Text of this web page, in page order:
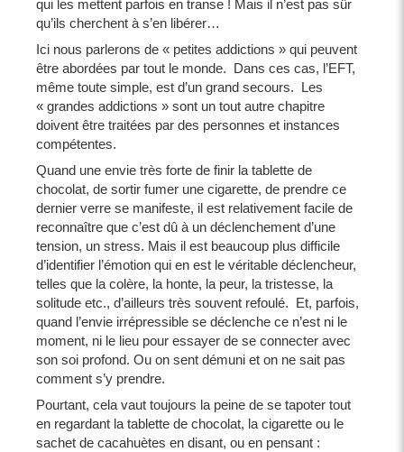
qui les mettent parfois en transe ! Mais il n’est pas sûr
qu’ils cherchent à s’en libérer…
Ici nous parlerons de « petites addictions » qui peuvent
être abordées par tout le monde. Dans ces cas, l’EFT,
même toute simple, est d’un grand secours. Les
« grandes addictions » sont un tout autre chapitre
doivent être traitées par des personnes et instances
compétentes.
Quand une envie très forte de finir la tablette de
chocolat, de sortir fumer une cigarette, de prendre ce
dernier verre se manifeste, il est relativement facile de
reconnaître que c’est dû à un déclenchement d’une
tension, un stress. Mais il est beaucoup plus difficile
d’identifier l’émotion qui en est le véritable déclencheur,
telles que la colère, la honte, la peur, la tristesse, la
solitude etc., d’ailleurs très souvent refoulé. Et, parfois,
quand l’envie irrépressible se déclenche ce n’est ni le
moment, ni le lieu pour essayer de se connecter avec
son soi profond. Ou on sent démuni et on ne sait pas
comment s’y prendre.
Pourtant, cela vaut toujours la peine de se tapoter tout
en regardant la tablette de chocolat, la cigarette ou le
sachet de cacahuètes en disant, ou en pensant :